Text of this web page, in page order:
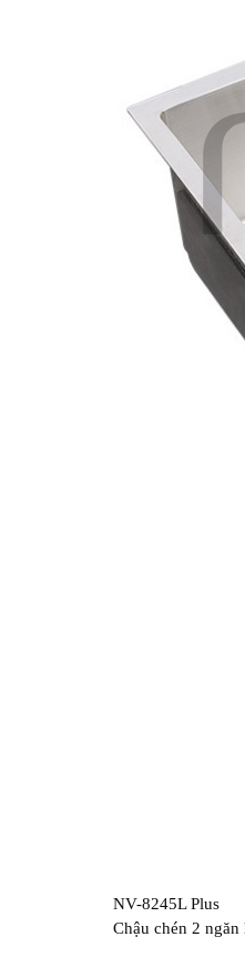
NV-8245L Plus
Chậu chén 2